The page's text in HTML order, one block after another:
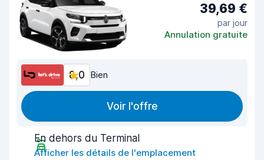
39,69 €
par jour
Annulation gratuite
8,0 Bien
Voir l'offre
En dehors du Terminal
Afficher les détails de l'emplacement